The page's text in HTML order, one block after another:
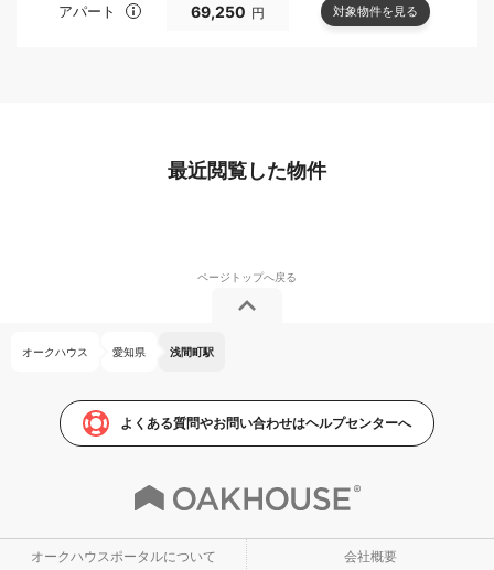
アパート
69,250 円 対象物件を見る
最近閲覧した物件
オークハウス 愛知県 浅間町駅
よくある質問やお問い合わせはヘルプセンターへ
オークハウスポータルについて 会社概要